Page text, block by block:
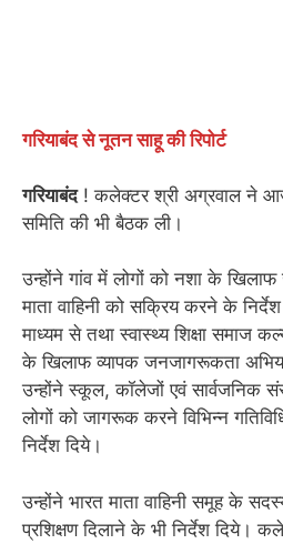
गरियाबंद से नूतन साहू की रिपोर्ट
गरियाबंद! कलेक्टर श्री अग्रवाल ने
समिति की भी बैठक ली।
उन्होंने गांव में लोगों को नशा के
माता वाहिनी को सक्रिय करने के
माध्यम से तथा स्वास्थ्य शिक्षा समाज
के खिलाफ व्यापक जनजागरूकता
उन्होंने स्कूल, कॉलेजों एवं सार्वजनिक
लोगों को जागरूक करने विभिन्न
निर्देश दिये।
उन्होंने भारत माता वाहिनी समूह के
प्रशिक्षण दिलाने के भी निर्देश दिये।